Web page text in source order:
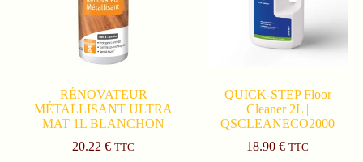
RÉNOVATEUR
MÉTALLISANT ULTRA
MAT 1L BLANCHON
20.22€ TTC
QUICK-STEP Floor
Cleaner 2L |
QSCLEANECO2000
18.90€ TTC